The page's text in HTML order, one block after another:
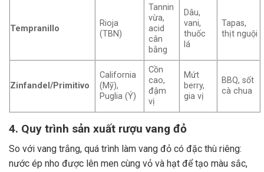
Tempranillo
Rioja
(TBN)
Tannin
vừa,
acid
cân
bằng
Dâu,
vani,
thuốc
lá
Tapas,
thịt nguội
Zinfandel/Primitivo
California
(Mỹ),
Puglia (Ý)
Cồn
cao,
đậm
vị
Mứt
berry,
gia vị
BBQ, sốt
cà chua
4. Quy trình sản xuất rượu vang đỏ
So với vang trắng, quá trình làm vang đỏ có đặc thù riêng:
nước ép nho được lên men cùng vỏ và hạt để tạo màu sắc,